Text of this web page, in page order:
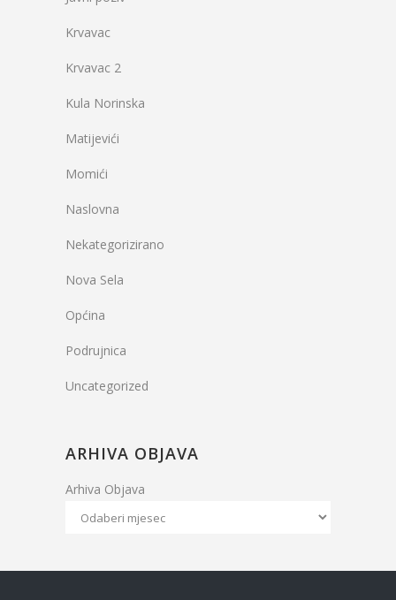
Krvavac
Krvavac 2
Kula Norinska
Matijevići
Momići
Naslovna
Nekategorizirano
Nova Sela
Općina
Podrujnica
Uncategorized
ARHIVA OBJAVA
Arhiva Objava